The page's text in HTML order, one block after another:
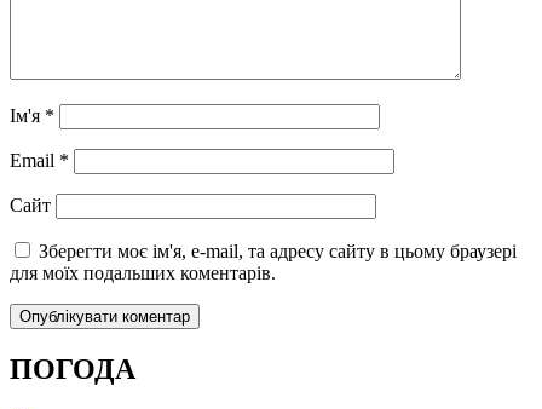
Ім'я *
Email *
Сайт
Зберегти моє ім'я, e-mail, та адресу сайту в цьому браузері
для моїх подальших коментарів.
ПОГОДА